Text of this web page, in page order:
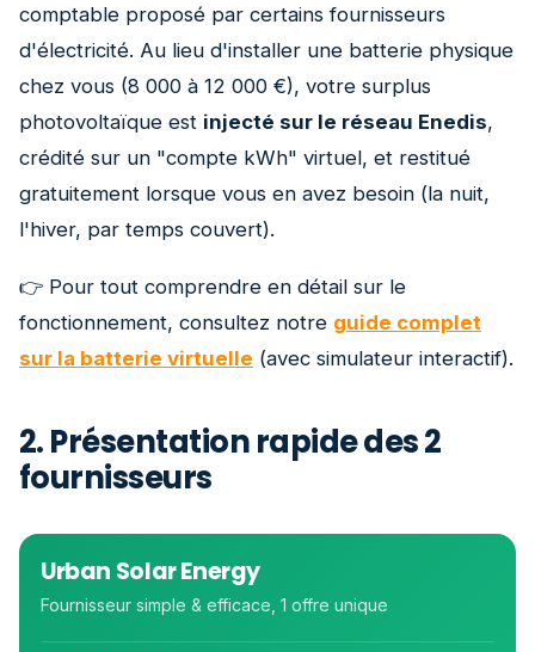
comptable proposé par certains fournisseurs
d'électricité. Au lieu d'installer une batterie physique
chez vous (8 000 à 12 000 €), votre surplus
photovoltaïque est injecté sur le réseau Enedis,
crédité sur un "compte kWh" virtuel, et restitué
gratuitement lorsque vous en avez besoin (la nuit,
l'hiver, par temps couvert).
👉 Pour tout comprendre en détail sur le
fonctionnement, consultez notre guide complet
sur la batterie virtuelle (avec simulateur interactif).
2. Présentation rapide des 2
fournisseurs
Urban Solar Energy
Fournisseur simple & efficace, 1 offre unique